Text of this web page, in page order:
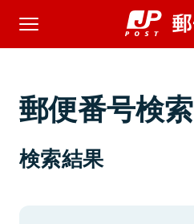
郵便番号検索
検索結果